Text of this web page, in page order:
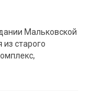
Мальковской
старого